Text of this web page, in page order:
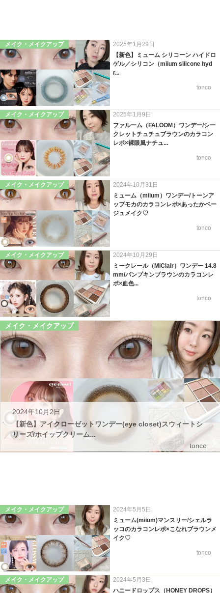
メイク・メイクアップ
2025年1月29日
【新色】ミューム シリコーン ハイドロ
ゲル／シリコン（miium silicone hyd
r...
tonco
メイク・メイクアップ
2025年1月9日
ファルーム（FALOOM）ワンデー/シー
クレットチュチュブラウンのカラコン
レポ×裸眼風ナチュ...
tonco
メイク・メイクアップ
2024年10月31日
ミューム（miium）ワンデー/トーンア
ップモカのカラコンレポ×あったかベー
ジュメイク♡
tonco
メイク・メイクアップ
2024年10月29日
ミークレール（MiClair）ワンデー 14.8
mm/パンプキンブラウンのカラコンレ
ポ×血色...
tonco
メイク・メイクアップ
2024年10月2日
【新色】アイクローゼットワンデー(eye closet)スウィートシ
リーズ/ホイップクリーム...
tonco
メイク・メイクアップ
2024年5月5日
ミューム(miium)マンスリー/シェルラ
ッコのカラコンレポ×こなれブラウンメ
イク♡
tonco
メイク・メイクアップ
2024年5月3日
ハニードロップス（HONEY DROPS）